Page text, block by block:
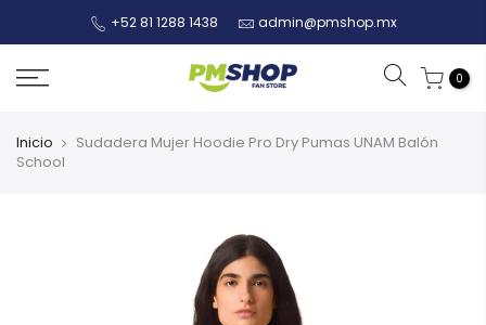
+52 81 1288 1438 admin@pmshop.mx
0
Inicio
Sudadera Mujer Hoodie Pro Dry Pumas UNAM Balón
School